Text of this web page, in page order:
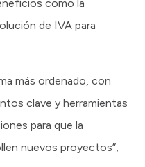
como la
de IVA para
más ordenado, con
clave y herramientas
para que la
nuevos proyectos”,